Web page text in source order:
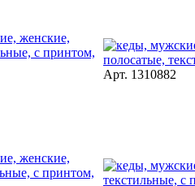
Арт. 1310882